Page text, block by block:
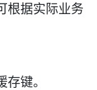
根据实际业务
键。